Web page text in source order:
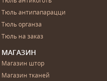
Тюль антипапарацци
Тюль органза
Тюль на заказ
МАГАЗИН
Магазин штор
Магазин тканей